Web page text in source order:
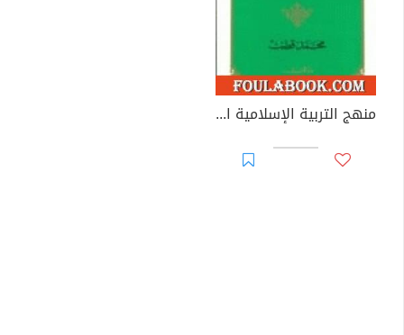
منهج التربية الإسلامية الجزء الأول